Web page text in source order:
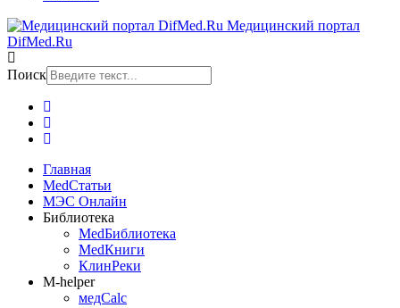
Медицинский портал
DifMed.Ru
Поиск
Главная
MedСтатьи
МЭС Онлайн
Библиотека
MedБиблиотека
MedКниги
КлинРеки
M-helper
медCalc